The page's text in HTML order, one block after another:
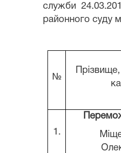
служби
районного суду
№
1.